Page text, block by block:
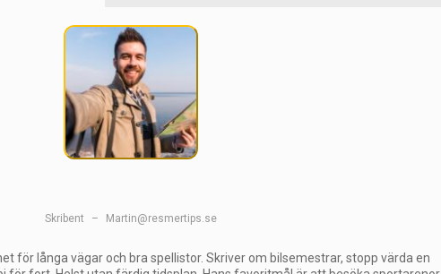
Skribent – Martin@resmertips.se
för långa vägar och bra spellistor. Skriver om bilsemestrar, stopp värda en